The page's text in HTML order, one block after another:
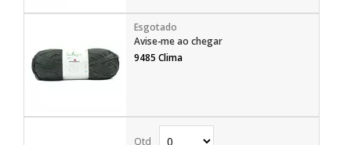
Avise-me ao chegar
9485 Clima